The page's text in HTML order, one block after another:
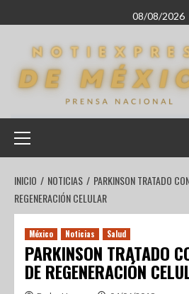
08/08/2026
INICIO NOTICIAS
PARKINSON TRATADO
REGENERACIÓN CELULAR
México Noticias Salud
PARKINSON TRATADO
DE REGENERACIÓN